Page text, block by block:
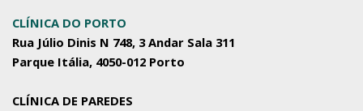
CLÍNICA DO PORTO
Rua Júlio Dinis N 748, 3 Andar Sala 311
Parque Itália, 4050-012 Porto
CLÍNICA DE PAREDES